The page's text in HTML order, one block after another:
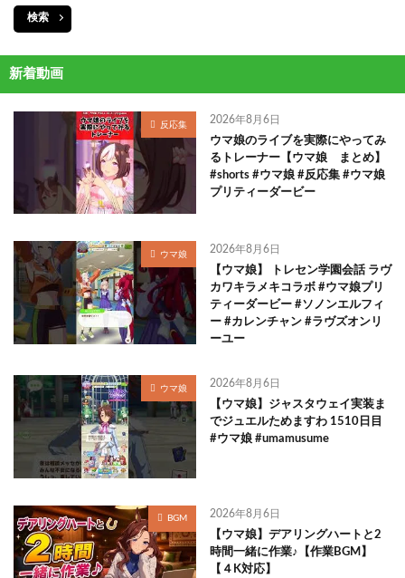
検索
新着動画
反応集 2026年8月6日
ウマ娘のライブを実際にやってみ
るトレーナー【ウマ娘 まとめ】
#shorts #ウマ娘 #反応集 #ウマ娘
プリティーダービー
ウマ娘 2026年8月6日
【ウマ娘】 トレセン学園会話 ラヴ
カワキラメキコラボ #ウマ娘プリ
ティーダービー #ソノンエルフィ
ー #カレンチャン #ラヴズオンリ
ーユー
ウマ娘 2026年8月6日
【ウマ娘】ジャスタウェイ実装ま
でジュエルためますわ 1510日目
#ウマ娘 #umamusume
BGM 2026年8月6日
【ウマ娘】デアリングハートと2
時間一緒に作業♪【作業BGM】
【４K対応】